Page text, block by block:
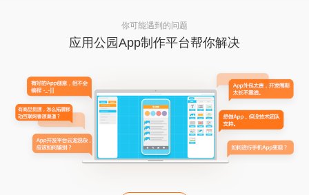
你可能遇到的问题
应用公园App制作平台帮你解决